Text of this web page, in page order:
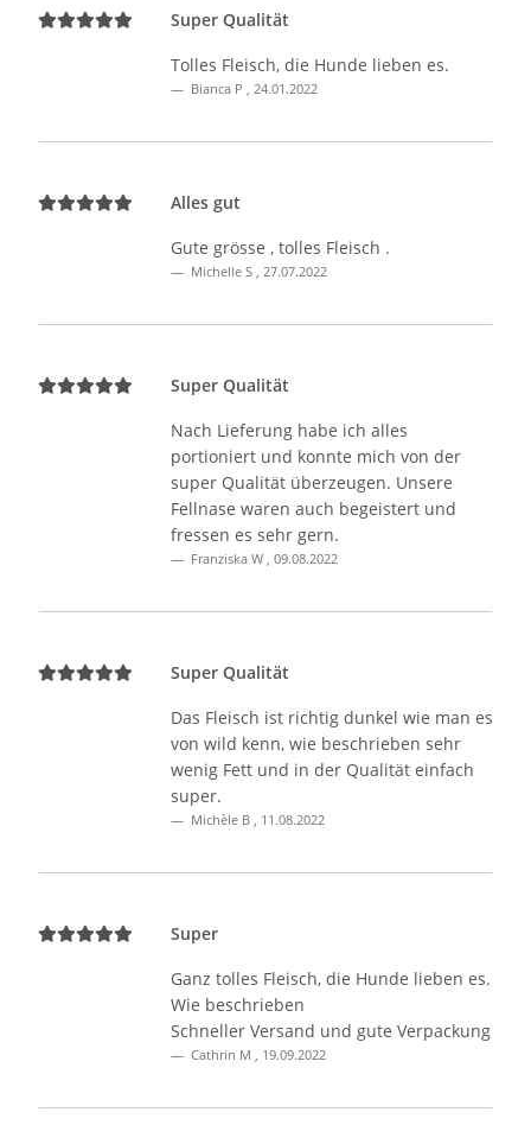
Super Qualität
Tolles Fleisch, die Hunde lieben es.
Bianca P , 24.01.2022
Alles gut
Gute grösse , tolles Fleisch .
Michelle S , 27.07.2022
Super Qualität
Nach Lieferung habe ich alles
portioniert und konnte mich von der
super Qualität überzeugen. Unsere
Fellnase waren auch begeistert und
fressen es sehr gern.
Franziska W , 09.08.2022
Super Qualität
Das Fleisch ist richtig dunkel wie man es
von wild kenn, wie beschrieben sehr
wenig Fett und in der Qualität einfach
super.
Michèle B , 11.08.2022
Super
Ganz tolles Fleisch, die Hunde lieben es.
Wie beschrieben
Schneller Versand und gute Verpackung
Cathrin M , 19.09.2022